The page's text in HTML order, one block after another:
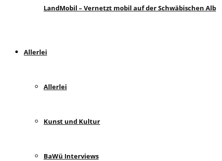
LandMobil – Vernetzt mobil auf der Schwäbischen Alb
Allerlei
Allerlei
Kunst und Kultur
BaWü Interviews